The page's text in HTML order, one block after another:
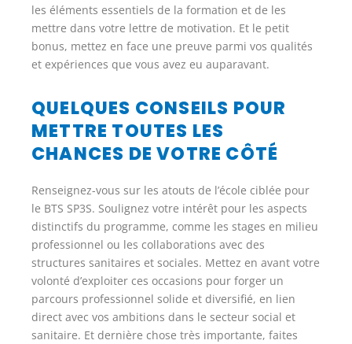
les éléments essentiels de la formation et de les
mettre dans votre lettre de motivation. Et le petit
bonus, mettez en face une preuve parmi vos qualités
et expériences que vous avez eu auparavant.
QUELQUES CONSEILS POUR
METTRE TOUTES LES
CHANCES DE VOTRE CÔTÉ
Renseignez-vous sur les atouts de l’école ciblée pour
le BTS SP3S. Soulignez votre intérêt pour les aspects
distinctifs du programme, comme les stages en milieu
professionnel ou les collaborations avec des
structures sanitaires et sociales. Mettez en avant votre
volonté d’exploiter ces occasions pour forger un
parcours professionnel solide et diversifié, en lien
direct avec vos ambitions dans le secteur social et
sanitaire. Et dernière chose très importante, faites